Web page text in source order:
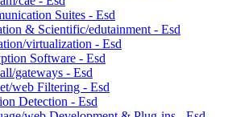
Suites - Esd
& Scientific/edutainment - Esd
virtualization - Esd
Software - Esd
gateways - Esd
web Filtering - Esd
Detection - Esd